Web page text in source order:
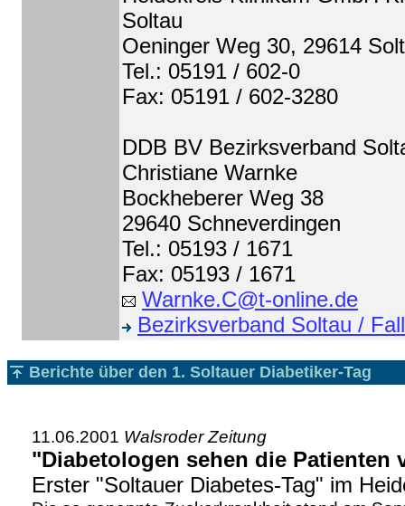
Soltau
Oeninger Weg 30, 29614
Tel.: 05191 / 602-0
Fax: 05191 / 602-3280
DDB BV Bezirksverband
Christiane Warnke
Bockheberer Weg 38
29640 Schneverdingen
Tel.: 05193 / 1671
Fax: 05193 / 1671
Warnke.C@t-online.de
Bezirksverband Soltau /
Berichte über den 1. Soltauer Diabetiker-Tag
11.06.2001 Walsroder Zeitung
"Diabetologen sehen die Patienten
Erster "Soltauer Diabetes-Tag" im